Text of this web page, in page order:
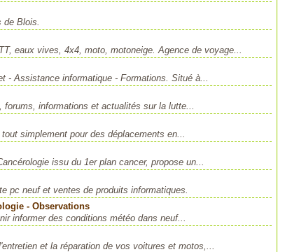
de Blois.
eaux vives, 4x4, moto, motoneige. Agence de voyage...
- Assistance informatique - Formations. Situé à...
forums, informations et actualités sur la lutte...
simplement pour des déplacements en...
issu du 1er plan cancer, propose un...
pc neuf et ventes de produits informatiques.
- Observations
informer des conditions météo dans neuf...
et la réparation de vos voitures et motos,...